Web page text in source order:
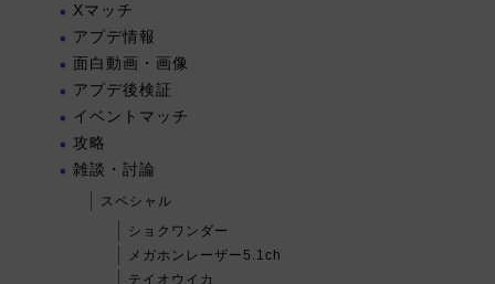
Xマッチ
アプデ情報
面白動画・画像
アプデ後検証
イベントマッチ
攻略
雑談・討論
スペシャル
ショクワンダー
メガホンレーザー5.1ch
テイオウイカ